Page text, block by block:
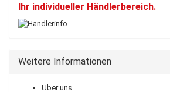
Ihr individueller Händlerbereich.
Weitere Informationen
Über uns